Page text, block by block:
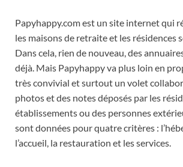
Papyhappy.com est un site internet qui
les maisons de retraite et les résidences
Dans cela, rien de nouveau, des
déjà. Mais Papyhappy va plus loin en
très convivial et surtout un volet
photos et des notes déposés par les
établissements ou des personnes
sont données pour quatre critères :
l’accueil, la restauration et les services.